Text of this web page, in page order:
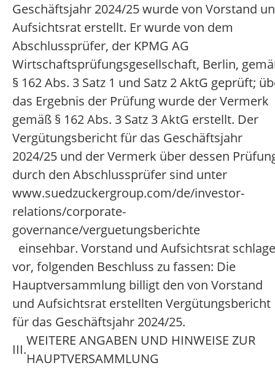
Geschäftsjahr 2024/25 wurde von Vorstand
Aufsichtsrat erstellt. Er wurde von dem
Abschlussprüfer, der KPMG AG
Wirtschaftsprüfungsgesellschaft, Berlin,
§ 162 Abs. 3 Satz 1 und Satz 2 AktG geprüft;
das Ergebnis der Prüfung wurde der Vermerk
gemäß § 162 Abs. 3 Satz 3 AktG erstellt. Der
Vergütungsbericht für das Geschäftsjahr
2024/25 und der Vermerk über dessen
durch den Abschlussprüfer sind unter
www.suedzuckergroup.com/de/investor-
relations/corporate-
governance/verguetungsberichte
einsehbar. Vorstand und Aufsichtsrat
vor, folgenden Beschluss zu fassen: Die
Hauptversammlung billigt den von Vorstand
und Aufsichtsrat erstellten Vergütungsbericht
für das Geschäftsjahr 2024/25.
III.
WEITERE ANGABEN UND HINWEISE ZUR
HAUPTVERSAMMLUNG